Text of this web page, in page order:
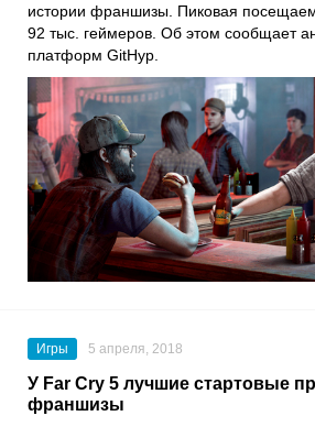
истории франшизы. Пиковая
92 тыс. геймеров. Об этом сообщает
платформ GitHyp.
Игры 5 апреля, 2018
У Far Cry 5 лучшие стартовые
франшизы